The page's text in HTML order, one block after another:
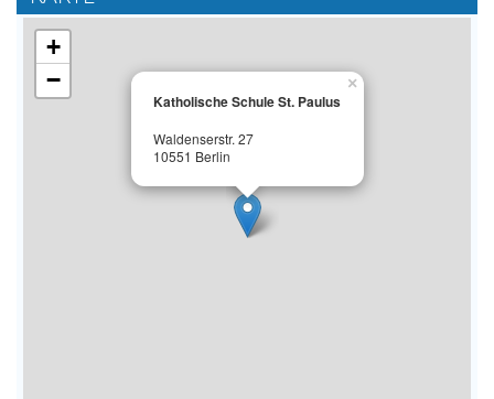
Katholische Schule St. Paulus
Waldenserstr. 27
10551 Berlin
×
+
−